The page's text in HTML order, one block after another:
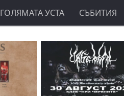
ГОЛЯМАТА УСТА СЪБИТИЯ